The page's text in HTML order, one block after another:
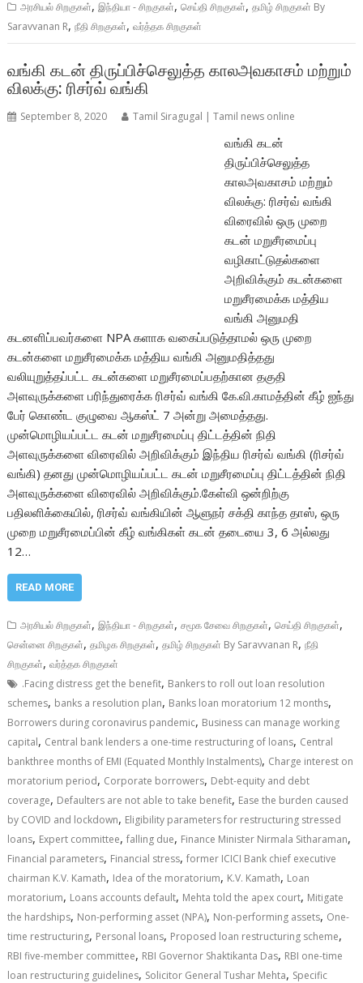
அரசியல் சிறகுகள்,இந்தியா - சிறகுகள்,செய்தி சிறகுகள்,தமிழ் சிறகுகள் By
Saravvanan R,நீதி சிறகுகள்,வர்த்தக சிறகுகள்
வங்கி கடன் திருப்பிச்செலுத்த காலஅவகாசம் மற்றும்
விலக்கு: ரிசர்வ் வங்கி
September 8, 2020 Tamil Siragugal | Tamil news online
வங்கி கடன்
திருப்பிச்செலுத்த
காலஅவகாசம் மற்றும்
விலக்கு: ரிசர்வ் வங்கி
விரைவில் ஒரு முறை
கடன் மறுசீரமைப்பு
வழிகாட்டுதல்களை
அறிவிக்கும் கடன்களை
மறுசீரமைக்க மத்திய
வங்கி அனுமதி
கடனளிப்பவர்களை NPA களாக வகைப்படுத்தாமல் ஒரு முறை
கடன்களை மறுசீரமைக்க மத்திய வங்கி அனுமதித்தது
வலியுறுத்தப்பட்ட கடன்களை மறுசீரமைப்பதற்கான தகுதி
அளவுருக்களை பரிந்துரைக்க ரிசர்வ் வங்கி கே.வி.காமத்தின் கீழ் ஐந்து
பேர் கொண்ட குழுவை ஆகஸ்ட் 7 அன்று அமைத்தது.
முன்மொழியப்பட்ட கடன் மறுசீரமைப்பு திட்டத்தின் நிதி
அளவுருக்களை விரைவில் அறிவிக்கும் இந்திய ரிசர்வ் வங்கி (ரிசர்வ்
வங்கி) தனது முன்மொழியப்பட்ட கடன் மறுசீரமைப்பு திட்டத்தின் நிதி
அளவுருக்களை விரைவில் அறிவிக்கும்.கேள்வி ஒன்றிற்கு
பதிலளிக்கையில், ரிசர்வ் வங்கியின் ஆளுநர் சக்தி காந்த தாஸ், ஒரு
முறை மறுசீரமைப்பின் கீழ் வங்கிகள் கடன் தடையை 3, 6 அல்லது
12…
READ MORE
அரசியல் சிறகுகள்,இந்தியா - சிறகுகள்,சமூக சேவை சிறகுகள்,செய்தி சிறகுகள்,
சென்னை சிறகுகள்,தமிழக சிறகுகள்,தமிழ் சிறகுகள் By Saravvanan R,நீதி
சிறகுகள்,வர்த்தக சிறகுகள்
.Facing distress get the benefit, Bankers to roll out loan resolution
schemes, banks a resolution plan, Banks loan moratorium 12 months,
Borrowers during coronavirus pandemic, Business can manage working
capital, Central bank lenders a one-time restructuring of loans, Central
bankthree months of EMI (Equated Monthly Instalments), Charge interest on
moratorium period, Corporate borrowers, Debt-equity and debt
coverage, Defaulters are not able to take benefit, Ease the burden caused
by COVID and lockdown, Eligibility parameters for restructuring stressed
loans, Expert committee,falling due, Finance Minister Nirmala Sitharaman,
Financial parameters, Financial stress,former ICICI Bank chief executive
chairman K.V. Kamath, Idea of the moratorium, K.V. Kamath, Loan
moratorium, Loans accounts default, Mehta told the apex court, Mitigate
the hardships, Non-performing asset (NPA), Non-performing assets, One-
time restructuring, Personal loans, Proposed loan restructuring scheme,
RBI five-member committee, RBI Governor Shaktikanta Das, RBI one-time
loan restructuring guidelines, Solicitor General Tushar Mehta, Specific